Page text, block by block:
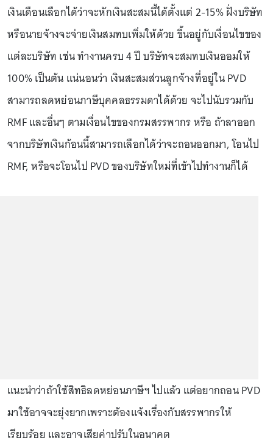
เงินเดือนเลือกได้ว่าจะหักเงินสะสมนี้ได้ตั้งแต่ 2-15% ฝั่งบริษัท
หรือนายจ้างจะจ่ายเงินสมทบเพิ่มให้ด้วย ขึ้นอยู่กับเงื่อนไขของ
แต่ละบริษัท เช่น ทำงานครบ 4 ปี บริษัทจะสมทบเงินออมให้
100% เป็นต้น แน่นอนว่า เงินสะสมส่วนลูกจ้างที่อยู่ใน PVD
สามารถลดหย่อนภาษีบุคคลธรรมดาได้ด้วย จะไปนับรวมกับ
RMF และอื่นๆ ตามเงื่อนไขของกรมสรรพากร หรือ ถ้าลาออก
จากบริษัทเงินก้อนนี้สามารถเลือกได้ว่าจะถอนออกมา, โอนไป
RMF, หรือจะโอนไป PVD ของบริษัทใหม่ที่เข้าไปทำงานก็ได้
แนะนำว่าถ้าใช้สิทธิลดหย่อนภาษีฯ ไปแล้ว แต่อยากถอน PVD
มาใช้อาจจะยุ่งยากเพราะต้องแจ้งเรื่องกับสรรพากรให้
เรียบร้อย และอาจเสียค่าปรับในอนาคต